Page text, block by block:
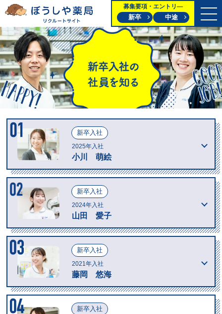
募集要項・エントリ―
新卒 中途
新卒入社
2025年入社
小川 萌絵
新卒入社
2024年入社
山田 愛子
新卒入社
2021年入社
藤岡 悠海
新卒入社